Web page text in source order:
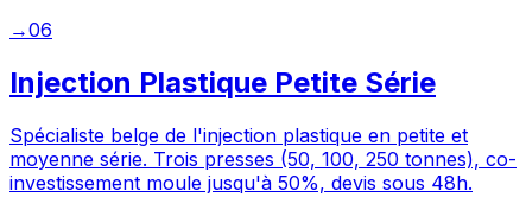
→06
Injection Plastique Petite Série
Spécialiste belge de l'injection plastique en petite et
moyenne série. Trois presses (50, 100, 250 tonnes), co-
investissement moule jusqu'à 50%, devis sous 48h.